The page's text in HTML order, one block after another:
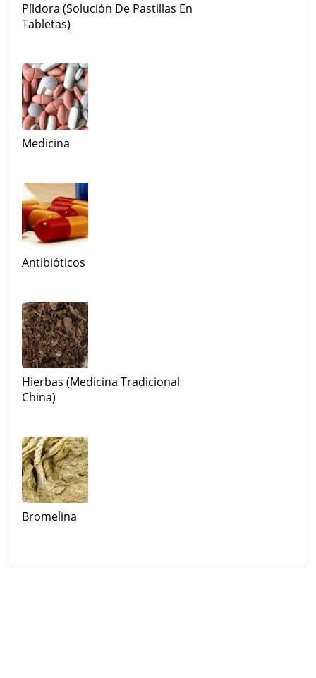
Píldora (Solución De Pastillas En
Tabletas)
Medicina
Antibióticos
Hierbas (medicina Tradicional
China)
Bromelina